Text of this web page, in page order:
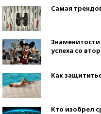
Самая
успеха со
Как
Кто изобрел